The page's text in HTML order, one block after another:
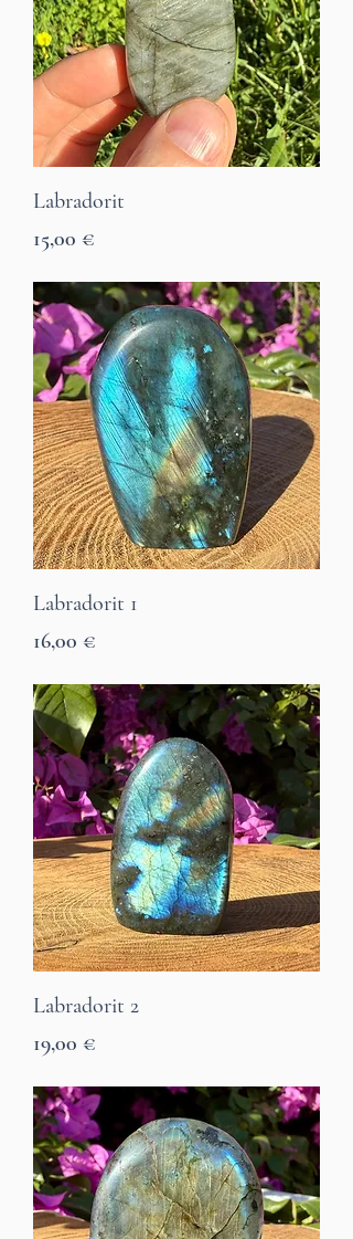
Labradorit
Preis
15,00 €
Labradorit 1
Preis
16,00 €
Labradorit 2
Preis
19,00 €